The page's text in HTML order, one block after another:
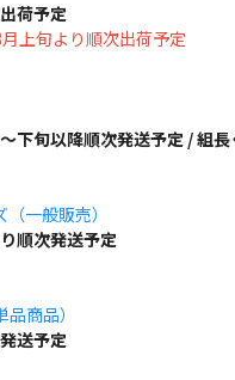
荷予定
上旬より順次出荷予定
下旬以降順次発送予定 / 組
一般販売）
順次発送予定
商品）
送予定